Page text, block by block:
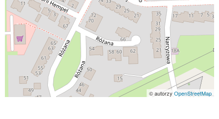
© autorzy OpenStreetMap